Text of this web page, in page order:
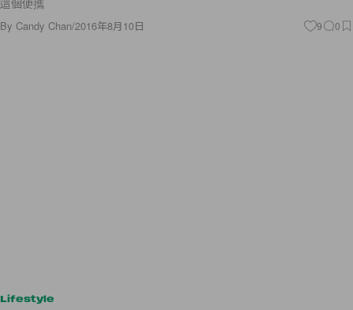
這個便攜
By Candy Chan/2016年8月10日 9 0
Lifestyle